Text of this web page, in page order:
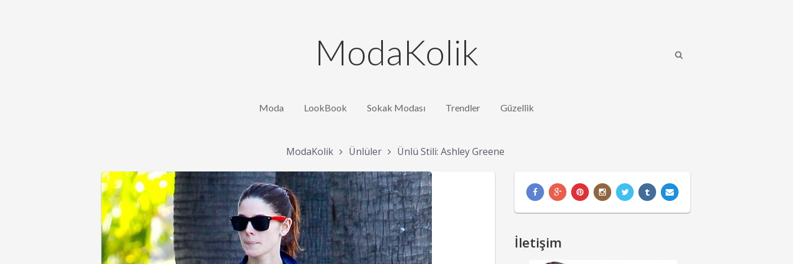
ModaKolik
Moda LookBook Sokak Modası Trendler Güzellik
ModaKolik Ünlüler Ünlü Stili: Ashley Greene
İletişim